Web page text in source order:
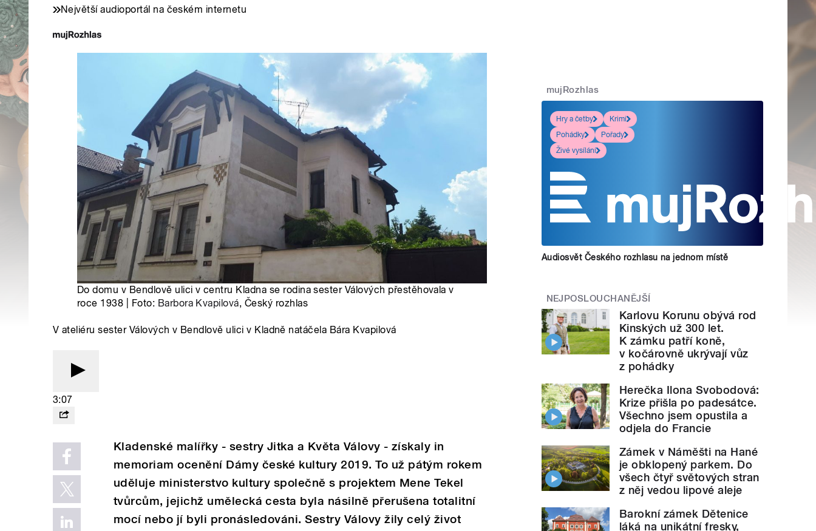
Největší audioportál na českém internetu
Do domu v Bendlově ulici v centru Kladna se rodina sester Válových přestěhovala v
roce 1938 | Foto: Barbora Kvapilová, Český rozhlas
V ateliéru sester Válových v Bendlově ulici v Kladně natáčela Bára Kvapilová
3:07
Kladenské malířky - sestry Jitka a Květa Válovy - získaly in
memoriam ocenění Dámy české kultury 2019. To už pátým rokem
uděluje ministerstvo kultury společně s projektem Mene Tekel
tvůrcům, jejichž umělecká cesta byla násilně přerušena totalitní
mocí nebo jí byli pronásledováni. Sestry Válovy žily celý život
mujRozhlas
Hry a četby
Krimi
Pohádky
Pořady
Živé vysílání
Audiosvět Českého rozhlasu na jednom místě
NEJPOSLOUCHANĚJŠÍ
Karlovu Korunu obývá rod
Kinských už 300 let.
K zámku patří koně,
v kočárovně ukrývají vůz
z pohádky
Herečka Ilona Svobodová:
Krize přišla po padesátce.
Všechno jsem opustila a
odjela do Francie
Zámek v Náměšti na Hané
je obklopený parkem. Do
všech čtyř světových stran
z něj vedou lipové aleje
Barokní zámek Dětenice
láká na unikátní fresky,